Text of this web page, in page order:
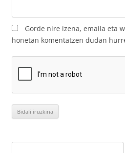
Gorde nire izena, emaila eta
honetan komentatzen dudan